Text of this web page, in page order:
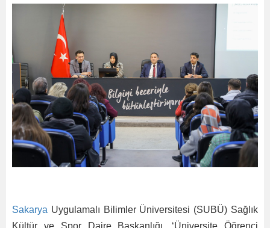
Sakarya Uygulamalı Bilimler Üniversitesi (SUBÜ) Sağlık
Kültür ve Spor Daire Başkanlığı, ‘Üniversite Öğrenci